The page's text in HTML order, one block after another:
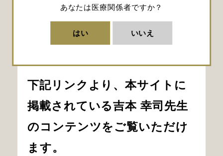
あなたは医療関係者ですか？
はい いいえ
鹿児島大学大学院 医歯学総合研
究科 脳神経外科 教授
九州大学大学院 医学研究院 脳
下記リンクより、本サイトに
掲載されている吉本 幸司先生
のコンテンツをご覧いただけ
ます。